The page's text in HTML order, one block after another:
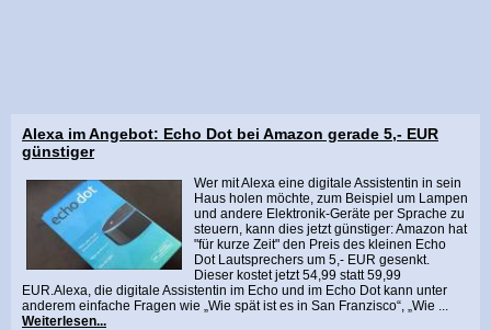
Alexa im Angebot: Echo Dot bei Amazon gerade 5,- EUR
günstiger
Wer mit Alexa eine digitale Assistentin in sein
Haus holen möchte, zum Beispiel um Lampen
und andere Elektronik-Geräte per Sprache zu
steuern, kann dies jetzt günstiger: Amazon hat
"für kurze Zeit" den Preis des kleinen Echo
Dot Lautsprechers um 5,- EUR gesenkt.
Dieser kostet jetzt 54,99 statt 59,99
EUR.Alexa, die digitale Assistentin im Echo und im Echo Dot kann unter
anderem einfache Fragen wie „Wie spät ist es in San Franzisco“, „Wie ...
Weiterlesen...